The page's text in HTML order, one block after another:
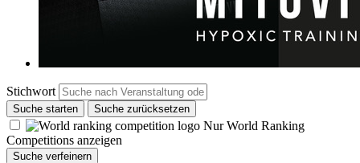
Stichwort
Suche starten Suche zurücksetzen
Nur World Ranking
Competitions anzeigen
Suche verfeinern